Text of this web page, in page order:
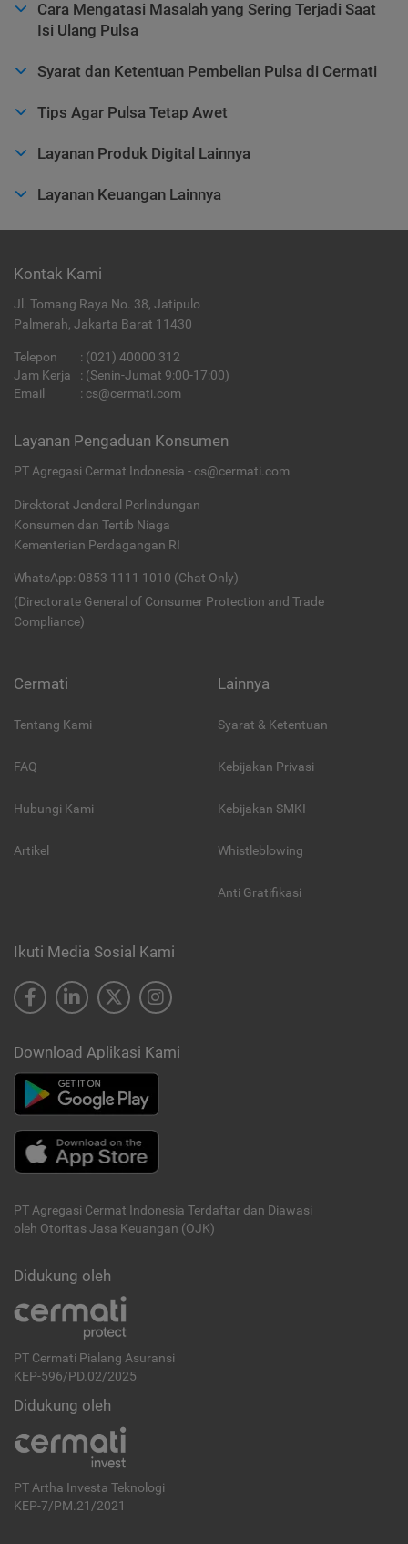
Cara Mengatasi Masalah yang Sering Terjadi Saat
Isi Ulang Pulsa
Syarat dan Ketentuan Pembelian Pulsa di Cermati
Tips Agar Pulsa Tetap Awet
Layanan Produk Digital Lainnya
Layanan Keuangan Lainnya
Kontak Kami
Jl. Tomang Raya No. 38, Jatipulo
Palmerah, Jakarta Barat 11430
Telepon : (021) 40000 312
Jam Kerja
: (Senin-Jumat 9:00-17:00)
Email
: cs@cermati.com
Layanan Pengaduan Konsumen
PT Agregasi Cermat Indonesia - cs@cermati.com
Direktorat Jenderal Perlindungan
Konsumen dan Tertib Niaga
Kementerian Perdagangan RI
WhatsApp: 0853 1111 1010 (Chat Only)
(Directorate General of Consumer Protection and Trade
Compliance)
Cermati
Tentang Kami
FAQ
Hubungi Kami
Artikel
Lainnya
Syarat & Ketentuan
Kebijakan Privasi
Kebijakan SMKI
Whistleblowing
Anti Gratifikasi
Ikuti Media Sosial Kami
Download Aplikasi Kami
PT Agregasi Cermat Indonesia Terdaftar dan Diawasi
oleh Otoritas Jasa Keuangan (OJK)
Didukung oleh
PT Cermati Pialang Asuransi
KEP-596/PD.02/2025
Didukung oleh
PT Artha Investa Teknologi
KEP-7/PM.21/2021